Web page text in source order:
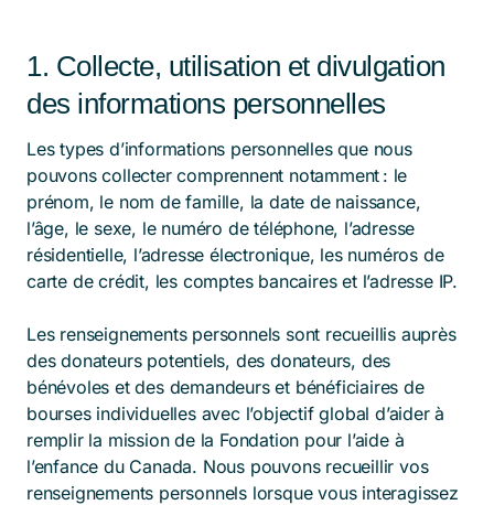
1. Collecte, utilisation et divulgation
des informations personnelles
Les types d’informations personnelles que nous
pouvons collecter comprennent notamment : le
prénom, le nom de famille, la date de naissance,
l’âge, le sexe, le numéro de téléphone, l’adresse
résidentielle, l’adresse électronique, les numéros de
carte de crédit, les comptes bancaires et l’adresse IP.
Les renseignements personnels sont recueillis auprès
des donateurs potentiels, des donateurs, des
bénévoles et des demandeurs et bénéficiaires de
bourses individuelles avec l’objectif global d’aider à
remplir la mission de la Fondation pour l’aide à
l’enfance du Canada. Nous pouvons recueillir vos
renseignements personnels lorsque vous interagissez